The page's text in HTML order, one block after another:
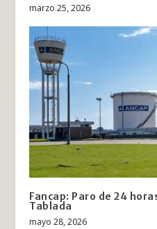
marzo 25, 2026
Fancap: Paro de 24
Tablada
mayo 28, 2026